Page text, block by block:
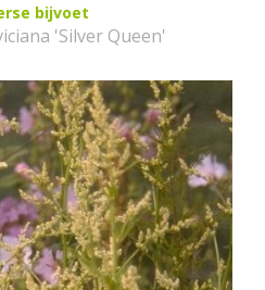
bijvoet
'Silver Queen'